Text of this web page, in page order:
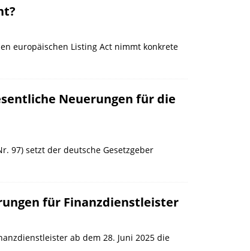
europäischen Listing Act nimmt konkrete
Neuerungen für die
97) setzt der deutsche Gesetzgeber
für Finanzdienstleister
ab dem 28. Juni 2025 die